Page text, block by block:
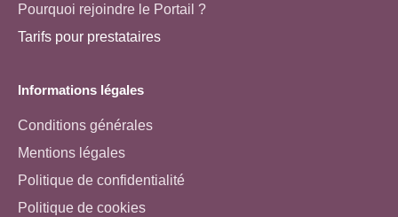
Pourquoi rejoindre le Portail ?
Tarifs pour prestataires
Informations légales
Conditions générales
Mentions légales
Politique de confidentialité
Politique de cookies